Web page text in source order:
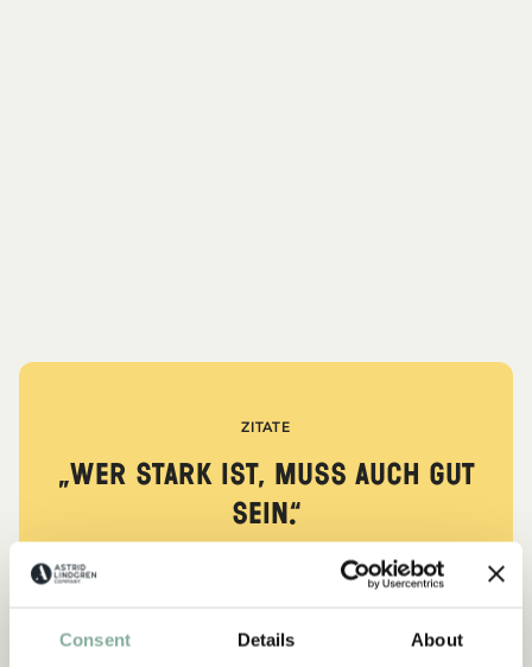
Consent Details About
ZITATE
„Wer stark ist, muss auch gut
sein.“
aus Kennst du Pippi Langstrumpf?
DIE PIPPI-LANGSTRUMPF-SAMMLUNG